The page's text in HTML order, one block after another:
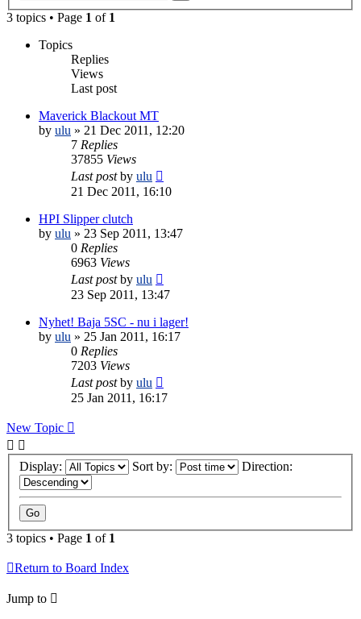
3 topics • Page 1 of 1
Topics
Replies
Views
Last post
Maverick Blackout MT
by ulu » 21 Dec 2011, 12:20
7 Replies
37855 Views
Last postby ulu
21 Dec 2011, 16:10
HPI Slipper clutch
by ulu » 23 Sep 2011, 13:47
0 Replies
6963 Views
Last postby ulu
23 Sep 2011, 13:47
Nyhet! Baja 5SC - nu i lager!
by ulu » 25 Jan 2011, 16:17
0 Replies
7203 Views
Last postby ulu
25 Jan 2011, 16:17
New Topic
Display: Sort by: Direction:
3 topics • Page 1 of 1
Return to Board Index
Jump to